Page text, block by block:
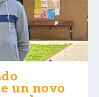
un novo